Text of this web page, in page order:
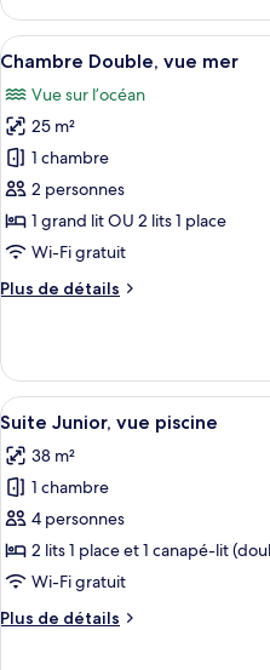
vue
piscine
le
type
de
Chambre
Double,
vue
piscine
Afficher
toutes
les
photos
pour
ce
type
de
chambre :
Chambre
mer
5
Chambre Double, vue mer
Vue sur l’océan
25 m²
1 chambre
2 personnes
1 grand lit OU 2 lits 1 place
Wi-Fi gratuit
Plus de détails
Plus
le
type
de
Chambre
Double,
mer
Afficher
toutes
les
photos
pour
ce
type
chambre :
4
Suite Junior, vue piscine
38 m²
1 chambre
4 personnes
2 lits 1 place et 1 canapé-lit
Wi-Fi gratuit
Plus de détails
Plus